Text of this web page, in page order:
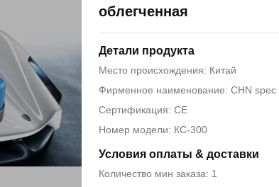
облегченная
Детали продукта
Место происхождения: Китай
Фирменное наименование: CHN spec
Сертификация: CE
Номер модели: КС-300
Условия оплаты & доставки
Количество мин заказа: 1